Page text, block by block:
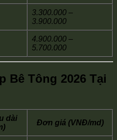
3.300.000 –
3.900.000
4.900.000 –
5.700.000
Bê Tông 2026 Tại
dài
Đơn giá (VNĐ/md)